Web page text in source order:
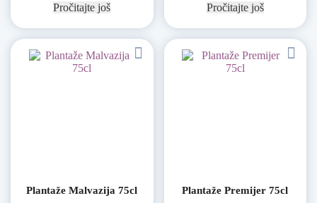
Pročitajte još Pročitajte još
Plantaže Malvazija 75cl Plantaže Premijer 75cl